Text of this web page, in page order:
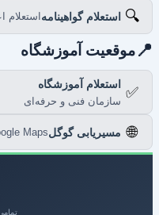
🔍 استعلام گواهینامهاستعلام
موقعیت آموزشگاه
✅ استعلام آموزشگاه
سازمان فنی و حرفه‌ای
مسیریابی گوگلMaps
تمامی